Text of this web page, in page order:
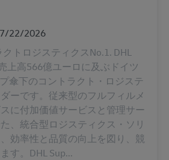
Date
22/2026
トロジスティクスNo.1. DHL
上高566億ユーロに及ぶドイツ
傘下のコントラクト・ロジステ
ーです。従来型のフルフィルメ
に付加価値サービスと管理サー
、統合型ロジスティクス・ソリ
効率性と品質の向上を図り、競
す。DHL Sup...